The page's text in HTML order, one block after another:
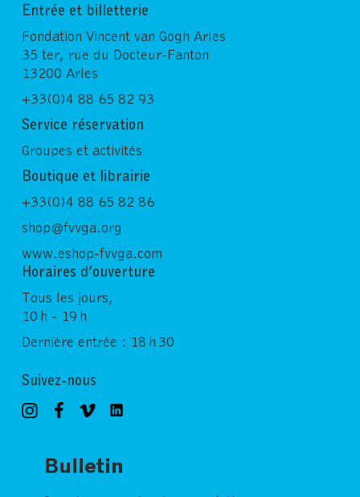
Entrée et billetterie
Fondation Vincent van Gogh Arles
35 ter, rue du Docteur-Fanton
13200 Arles
+33(0)4 88 65 82 93
Service réservation
Groupes et activités
Boutique et librairie
+33(0)4 88 65 82 86
shop@fvvga.org
www.eshop-fvvga.com
Horaires d’ouverture
Tous les jours,
10 h - 19 h
Dernière entrée : 18 h 30
Suivez-nous
Bulletin